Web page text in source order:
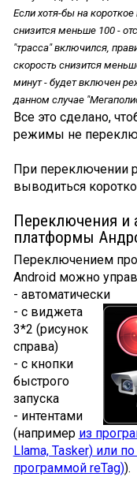
Если хотя-бы на
снизится меньше 100 -
"трасса" включился,
скорость снизится
минут - будет включен
данном случае
Все это сделано,
режимы не
При переключении
выводиться
Переключения и
платформы
Переключением
Android можно
- автоматически
- с виджета
3*2 (рисунок
справа)
- с кнопки
быстрого
запуска
- интентами
(например из
Llama, Tasker) или
программой reTag)).